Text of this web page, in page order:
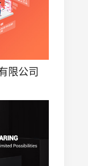
限公司